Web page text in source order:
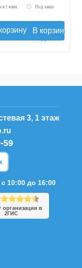
в 1 клик Под заказ
В корзину
3, 1 этаж
59
10:00 до 16:00
организации в
2ГИС